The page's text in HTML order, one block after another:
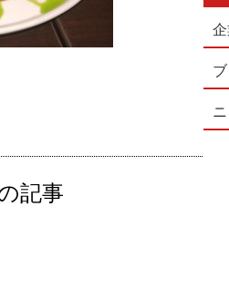
記事